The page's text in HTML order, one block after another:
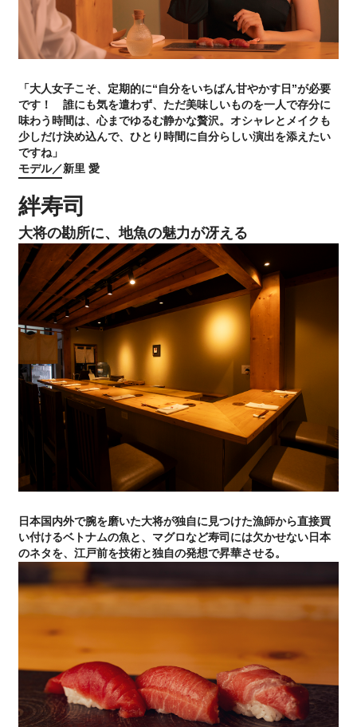
「大人女子こそ、定期的に“自分をいちばん甘やかす日”が必要
です！ 誰にも気を遣わず、ただ美味しいものを一人で存分に
味わう時間は、心までゆるむ静かな贅沢。オシャレとメイクも
少しだけ決め込んで、ひとり時間に自分らしい演出を添えたい
ですね」
モデル／新里 愛
絆寿司
大将の勘所に、地魚の魅力が冴える
日本国内外で腕を磨いた大将が独自に見つけた漁師から直接買
い付けるベトナムの魚と、マグロなど寿司には欠かせない日本
のネタを、江戸前を技術と独自の発想で昇華させる。